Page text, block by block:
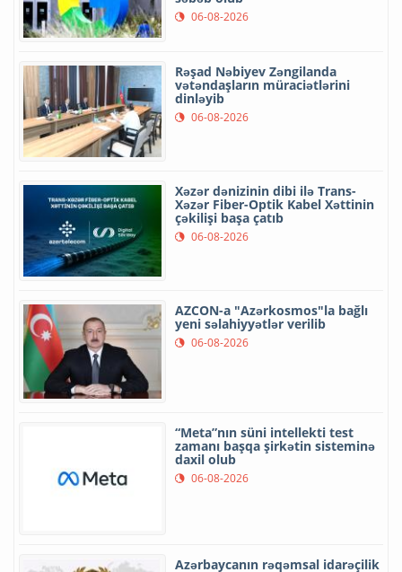
06-08-2026
Rəşad Nəbiyev Zəngilanda
vətəndaşların müraciətlərini
dinləyib
06-08-2026
Xəzər dənizinin dibi ilə Trans-
Xəzər Fiber-Optik Kabel Xəttinin
çəkilişi başa çatıb
06-08-2026
AZCON-a "Azərkosmos"la bağlı
yeni səlahiyyətlər verilib
06-08-2026
“Meta”nın süni intellekti test
zamanı başqa şirkətin sisteminə
daxil olub
06-08-2026
Azərbaycanın rəqəmsal idarəçilik